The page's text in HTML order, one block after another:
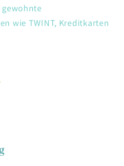
wie TWINT, Kreditkarten